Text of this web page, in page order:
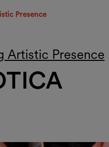
Presence
Artistic Presence